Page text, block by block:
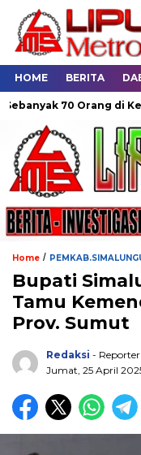
HOME BERITA
70 Orang di
Home /
Bupati
Tamu
Prov. Sumut
Redaksi - Reporter
Jumat, 25 April